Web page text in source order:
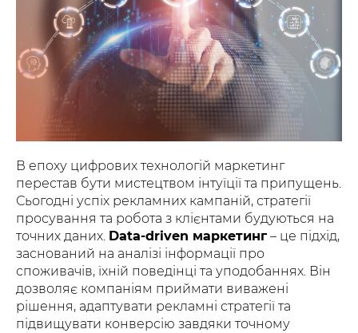
В епоху цифрових технологій маркетинг
перестав бути мистецтвом інтуїції та припущень.
Сьогодні успіх рекламних кампаній, стратегії
просування та робота з клієнтами будуються на
точних даних. Data-driven маркетинг– це підхід,
заснований на аналізі інформації про
споживачів, їхній поведінці та уподобаннях. Він
дозволяє компаніям приймати виважені
рішення, адаптувати рекламні стратегії та
підвищувати конверсію завдяки точному